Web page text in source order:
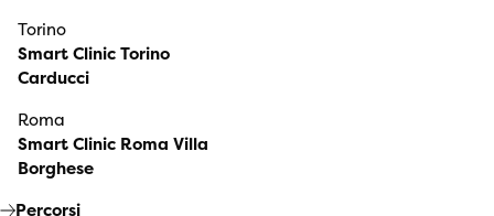
Torino
Smart Clinic Torino
Carducci
Roma
Smart Clinic Roma Villa
Borghese
Percorsi